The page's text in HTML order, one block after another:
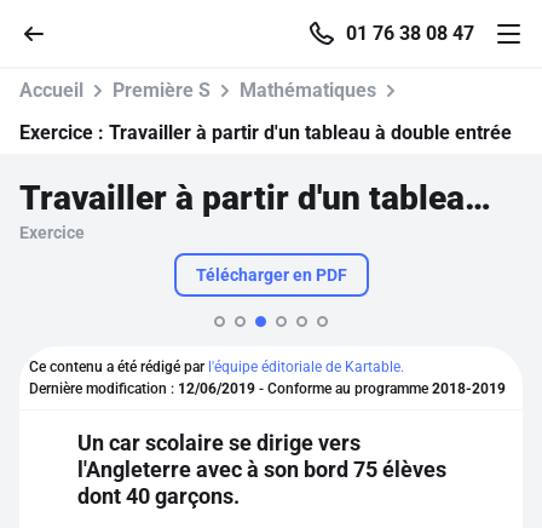
01 76 38 08 47
Accueil
Se connecter
S'inscrire gratuitement
Accueil Première S
Mathématiques
Exercice : Travailler à partir d'un tableau à double entrée
Travailler à partir d'un tableau à double entrée
Exercice
Télécharger en PDF
Ce contenu a été rédigé par l'équipe éditoriale de Kartable.
Dernière modification : 12/06/2019 - Conforme au programme 2018-2019
Un car scolaire se dirige vers
l'Angleterre avec à son bord 75 élèves
dont 40 garçons.